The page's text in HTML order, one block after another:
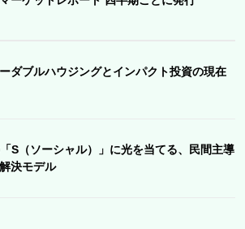
ダブルハウジングとインパクト投資の現在
S（ソーシャル）」に光を当てる、民間主導
決モデル